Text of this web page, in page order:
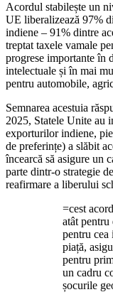
Acordul stabilește un
UE liberalizează 97%
indiene – 91% dintre
treptat taxele vamale
progrese importante în
intelectuale și în mai
pentru automobile,
Semnarea acestuia
2025, Statele Unite au
exporturilor indiene,
de preferințe) a slăbit
încearcă să asigure un
parte dintr-o strategie
reafirmare a liberului
=cest
atât pentru
pentru cea
piață,
pentru
un cadru
șocurile